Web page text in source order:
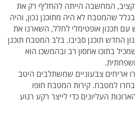
המחשבה הייתה להחליף רק את
שהמטבח לא היה מתוכנן נכון, והיה
תכנון אופטימלי לחלל, השארנו את
החדש תוכנן סביבו. בלב המטבח תוכנן
בתוכו אחסון רב ובהמשכו הוא
אריחים צבעוניים שמשתלבים היטב
למטבח. קירות המטבח חופו
העליונים כדי לייצר רקע רגוע